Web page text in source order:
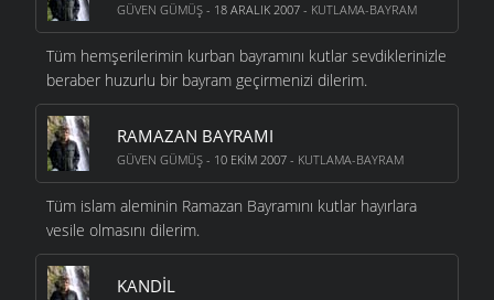
GÜVEN GÜMÜŞ - 18 ARALIK 2007 - KUTLAMA-BAYRAM
Tüm hemşerilerimin kurban bayramını kutlar sevdiklerinizle
beraber huzurlu bir bayram geçirmenizi dilerim.
RAMAZAN BAYRAMI
GÜVEN GÜMÜŞ - 10 EKIM 2007 - KUTLAMA-BAYRAM
Tüm islam aleminin Ramazan Bayramını kutlar hayırlara
vesile olmasını dilerim.
KANDIL